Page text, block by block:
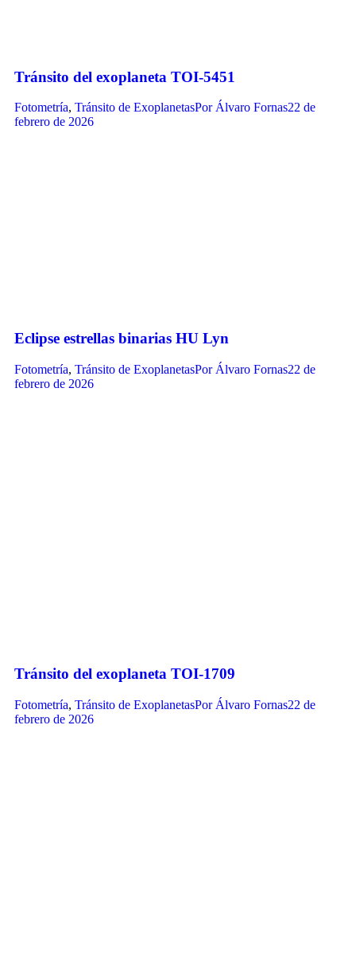
Tránsito del exoplaneta TOI-5451
Fotometría, Tránsito de ExoplanetasPor Álvaro Fornas22 de
febrero de 2026
Eclipse estrellas binarias HU Lyn
Fotometría, Tránsito de ExoplanetasPor Álvaro Fornas22 de
febrero de 2026
Tránsito del exoplaneta TOI-1709
Fotometría, Tránsito de ExoplanetasPor Álvaro Fornas22 de
febrero de 2026